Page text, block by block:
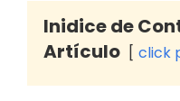
Inidice de
Artículo
click